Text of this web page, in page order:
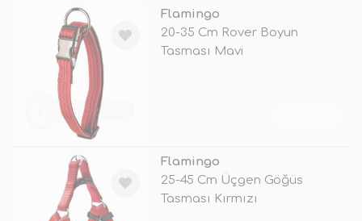
Flamingo
20-35 Cm Rover Boyun
Tasması Mavi
Flamingo
25-45 Cm Üçgen Göğüs
Tasması Kırmızı